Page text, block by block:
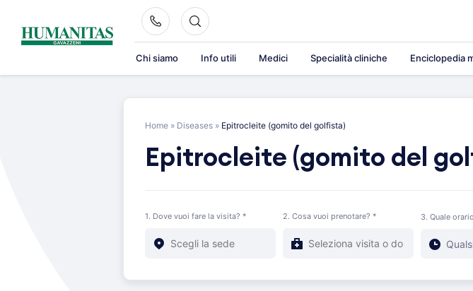
content
Chi siamo Info utili Medici Specialità cliniche Enciclopedia
Home » Diseases » Epitrocleite (gomito del golfista)
Epitrocleite (gomito del
1. Dove vuoi fare la visita? * 2. Cosa vuoi prenotare? * 3. Quale